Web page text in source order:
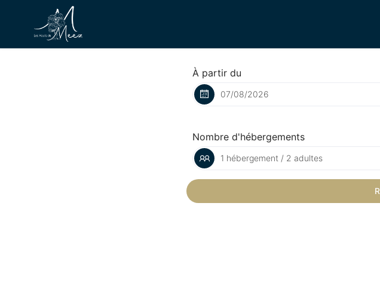
À partir du
Nombre d'hébergements
1 hébergement / 2 adultes